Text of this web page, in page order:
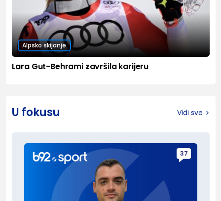
Alpsko skijanje
Lara Gut-Behrami završila karijeru
U fokusu Vidi sve
37